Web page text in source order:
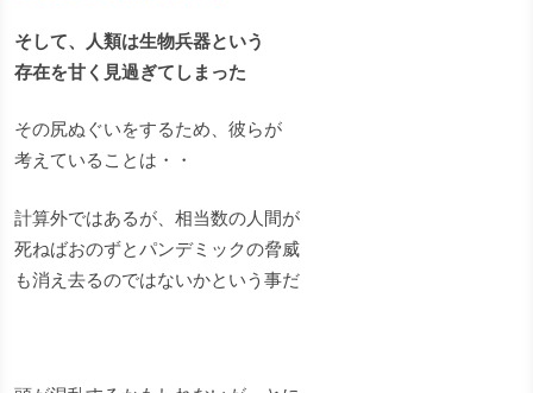
そして、人類は生物兵器という
存在を甘く見過ぎてしまった
その尻ぬぐいをするため、彼らが
考えていることは・・
計算外ではあるが、相当数の人間が
死ねばおのずとパンデミックの脅威
も消え去るのではないかという事だ